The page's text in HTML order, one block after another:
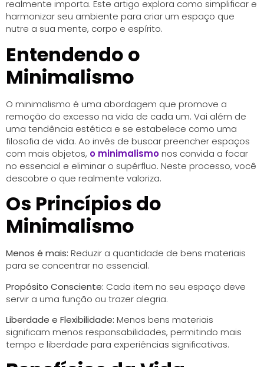
realmente importa. Este artigo explora como simplificar e
harmonizar seu ambiente para criar um espaço que
nutre a sua mente, corpo e espírito.
Entendendo o
Minimalismo
O minimalismo é uma abordagem que promove a
remoção do excesso na vida de cada um. Vai além de
uma tendência estética e se estabelece como uma
filosofia de vida. Ao invés de buscar preencher espaços
com mais objetos, o minimalismonos convida a focar
no essencial e eliminar o supérfluo. Neste processo, você
descobre o que realmente valoriza.
Os Princípios do
Minimalismo
Menos é mais: Reduzir a quantidade de bens materiais
para se concentrar no essencial.
Propósito Consciente: Cada item no seu espaço deve
servir a uma função ou trazer alegria.
Liberdade e Flexibilidade: Menos bens materiais
significam menos responsabilidades, permitindo mais
tempo e liberdade para experiências significativas.